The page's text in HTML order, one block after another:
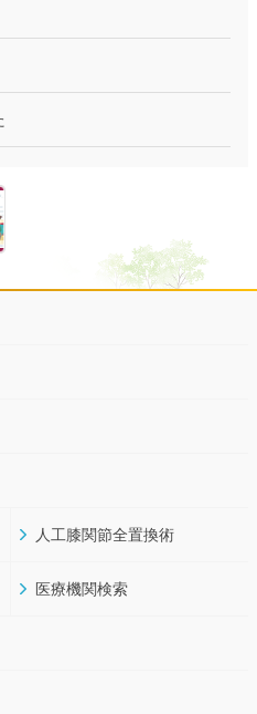
人工膝関節全置換術
医療機関検索